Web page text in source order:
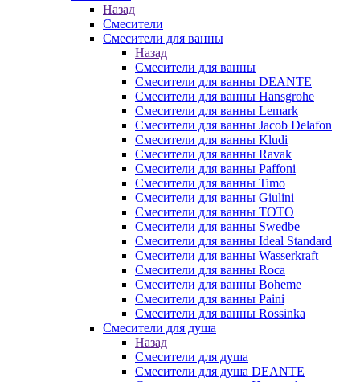
Назад
Смесители
Смесители для ванны
Назад
Смесители для ванны
Смесители для ванны DEANTE
Смесители для ванны Hansgrohe
Смесители для ванны Lemark
Смесители для ванны Jacob Delafon
Смесители для ванны Kludi
Смесители для ванны Ravak
Смесители для ванны Paffoni
Смесители для ванны Timo
Смесители для ванны Giulini
Смесители для ванны TOTO
Смесители для ванны Swedbe
Смесители для ванны Ideal Standard
Смесители для ванны Wasserkraft
Смесители для ванны Roca
Смесители для ванны Boheme
Смесители для ванны Paini
Смесители для ванны Rossinka
Смесители для душа
Назад
Смесители для душа
Смесители для душа DEANTE